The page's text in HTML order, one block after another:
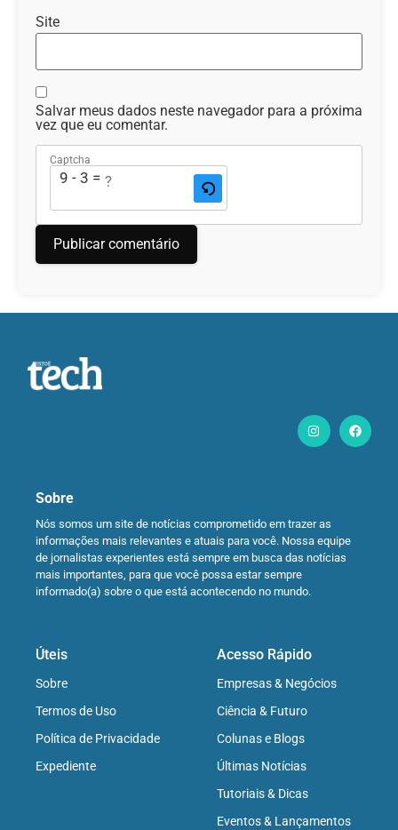
Site
Salvar meus dados neste navegador para a próxima
vez que eu comentar.
Captcha
9 - 3 = ?
Sobre
Nós somos um site de notícias comprometido em trazer as
informações mais relevantes e atuais para você. Nossa equipe
de jornalistas experientes está sempre em busca das notícias
mais importantes, para que você possa estar sempre
informado(a) sobre o que está acontecendo no mundo.
Úteis
Sobre
Termos de Uso
Política de Privacidade
Expediente
Acesso Rápido
Empresas & Negócios
Ciência & Futuro
Colunas e Blogs
Últimas Notícias
Tutoriais & Dicas
Eventos & Lançamentos